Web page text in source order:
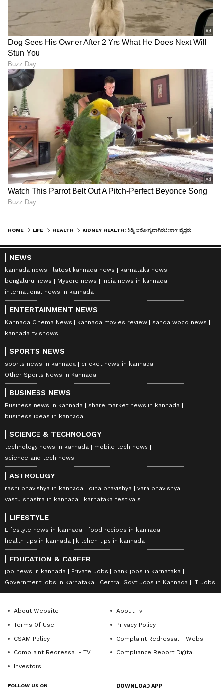
Shetty speech | Suvarna News
ಶೇ.50 ರಿಂದ ಶೇ.18 ಕ್ಕೆ TAX ಇಳಿಕೆ: ಮೋದಿ-
ಟ್ರಂಪ್ ಐತಿಹಾಸಿಕ ಒಪ್ಪಂದ | India US
Trade Deal | Party Rounds
HOME LIFE HEALTH
NEWS
kannada news latest kannada news
karnataka news
bengaluru news
Mysore news
india news in kannada
international news in kannada
ENTERTAINMENT NEWS
Kannada Cinema News kannada movies review
sandalwood news
kannada tv shows
SPORTS NEWS
sports news in kannada
cricket news in kannada
Other Sports News in Kannada
BUSINESS NEWS
Business news in kannada
share market news in kannada
business ideas in kannada
SCIENCE & TECHNOLOGY
technology news in kannada
mobile tech news
science and tech news
ASTROLOGY
rashi bhavishya in kannada dina bhavishya
vara bhavishya
vastu shastra in kannada
karnataka festivals
LIFESTYLE
Lifestyle news in kannada
food recipes in kannada
health tips in kannada
kitchen tips in kannada
EDUCATION & CAREER
job news in kannada Private Jobs
bank jobs in karnataka
Government jobs in karnataka
Central Govt Jobs in Kannada IT Jobs
About Website
About Tv
Terms Of Use
Privacy Policy
CSAM Policy
Complaint Redressal - Website
Complaint Redressal - TV
Compliance Report Digital
Investors
FOLLOW US ON DOWNLOAD APP